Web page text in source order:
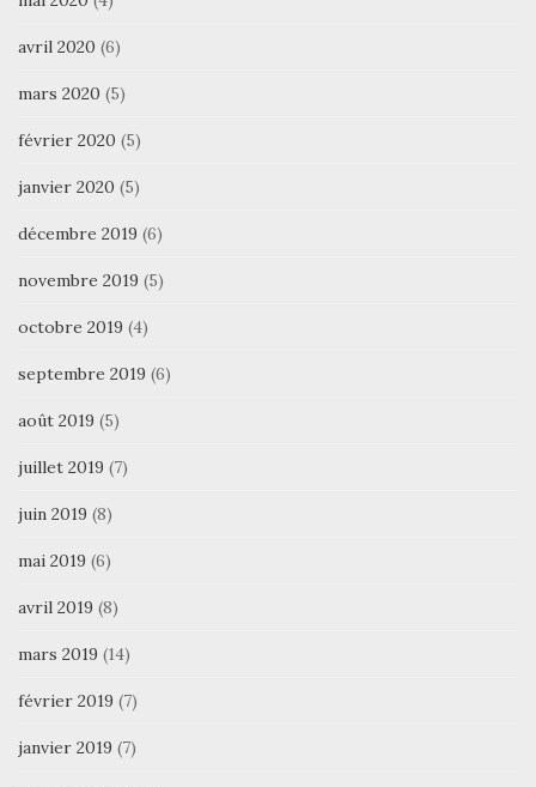
avril 2020 (6)
mars 2020 (5)
février 2020 (5)
janvier 2020 (5)
décembre 2019 (6)
novembre 2019 (5)
octobre 2019 (4)
septembre 2019 (6)
août 2019 (5)
juillet 2019 (7)
juin 2019 (8)
mai 2019 (6)
avril 2019 (8)
mars 2019 (14)
février 2019 (7)
janvier 2019 (7)